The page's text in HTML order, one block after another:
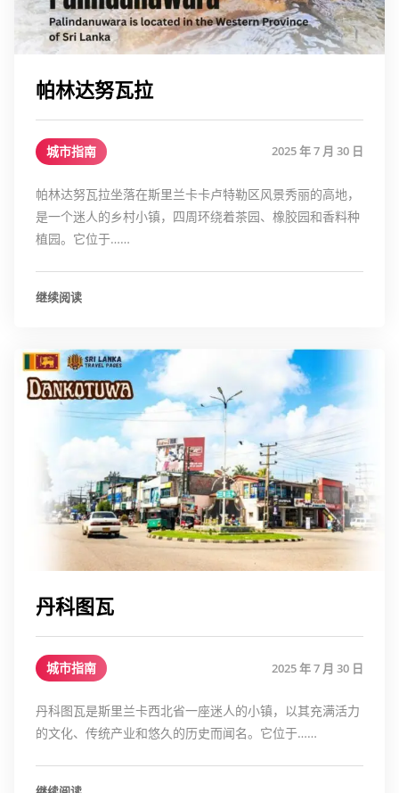
帕林达努瓦拉
城市指南 2025 年 7 月 30 日
帕林达努瓦拉坐落在斯里兰卡卡卢特勒区风景秀丽的高地，
是一个迷人的乡村小镇，四周环绕着茶园、橡胶园和香料种
植园。它位于……
继续阅读
丹科图瓦
城市指南 2025 年 7 月 30 日
丹科图瓦是斯里兰卡西北省一座迷人的小镇，以其充满活力
的文化、传统产业和悠久的历史而闻名。它位于……